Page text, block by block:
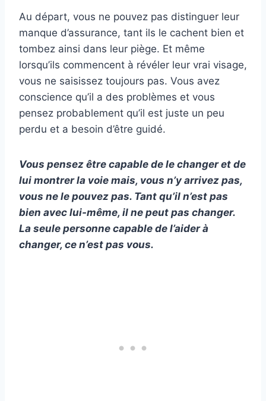
Au départ, vous ne pouvez pas distinguer leur
manque d’assurance, tant ils le cachent bien et
tombez ainsi dans leur piège. Et même
lorsqu’ils commencent à révéler leur vrai visage,
vous ne saisissez toujours pas. Vous avez
conscience qu’il a des problèmes et vous
pensez probablement qu’il est juste un peu
perdu et a besoin d’être guidé.
Vous pensez être capable de le changer et de
lui montrer la voie mais, vous n’y arrivez pas,
vous ne le pouvez pas. Tant qu’il n’est pas
bien avec lui-même, il ne peut pas changer.
La seule personne capable de l’aider à
changer, ce n’est pas vous.